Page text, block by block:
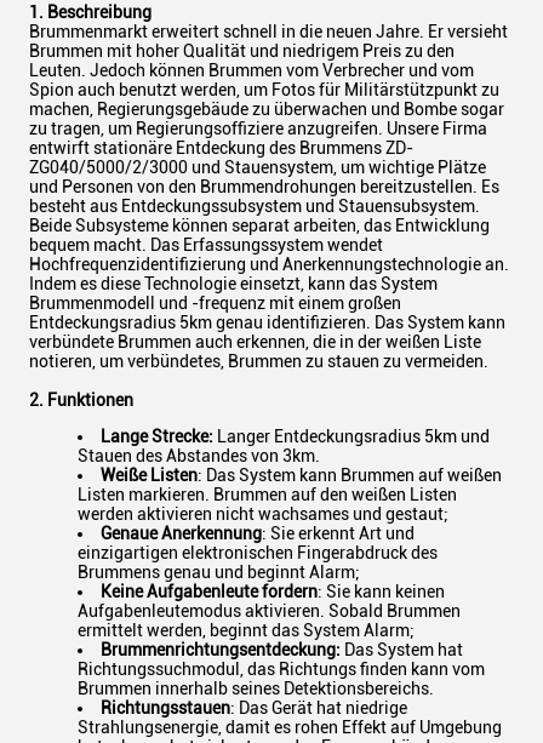
1. Beschreibung
Brummenmarkt erweitert schnell in die neuen Jahre. Er versieht
Brummen mit hoher Qualität und niedrigem Preis zu den
Leuten. Jedoch können Brummen vom Verbrecher und vom
Spion auch benutzt werden, um Fotos für Militärstützpunkt zu
machen, Regierungsgebäude zu überwachen und Bombe sogar
zu tragen, um Regierungsoffiziere anzugreifen. Unsere Firma
entwirft stationäre Entdeckung des Brummens ZD-
ZG040/5000/2/3000 und Stauensystem, um wichtige Plätze
und Personen von den Brummendrohungen bereitzustellen. Es
besteht aus Entdeckungssubsystem und Stauensubsystem.
Beide Subsysteme können separat arbeiten, das Entwicklung
bequem macht. Das Erfassungssystem wendet
Hochfrequenzidentifizierung und Anerkennungstechnologie an.
Indem es diese Technologie einsetzt, kann das System
Brummenmodell und -frequenz mit einem großen
Entdeckungsradius 5km genau identifizieren. Das System kann
verbündete Brummen auch erkennen, die in der weißen Liste
notieren, um verbündetes, Brummen zu stauen zu vermeiden.
2. Funktionen
Lange Strecke: Langer Entdeckungsradius 5km und
Stauen des Abstandes von 3km.
Weiße Listen: Das System kann Brummen auf weißen
Listen markieren. Brummen auf den weißen Listen
werden aktivieren nicht wachsames und gestaut;
Genaue Anerkennung: Sie erkennt Art und
einzigartigen elektronischen Fingerabdruck des
Brummens genau und beginnt Alarm;
Keine Aufgabenleute fordern: Sie kann keinen
Aufgabenleutemodus aktivieren. Sobald Brummen
ermittelt werden, beginnt das System Alarm;
Brummenrichtungsentdeckung: Das System hat
Richtungssuchmodul, das Richtungs finden kann vom
Brummen innerhalb seines Detektionsbereichs.
Richtungsstauen: Das Gerät hat niedrige
Strahlungsenergie, damit es rohen Effekt auf Umgebung